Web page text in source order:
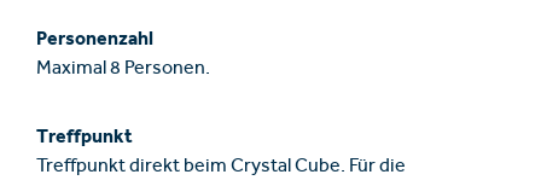
Personenzahl
Maximal 8 Personen.
Treffpunkt
Treffpunkt direkt beim Crystal Cube. Für die